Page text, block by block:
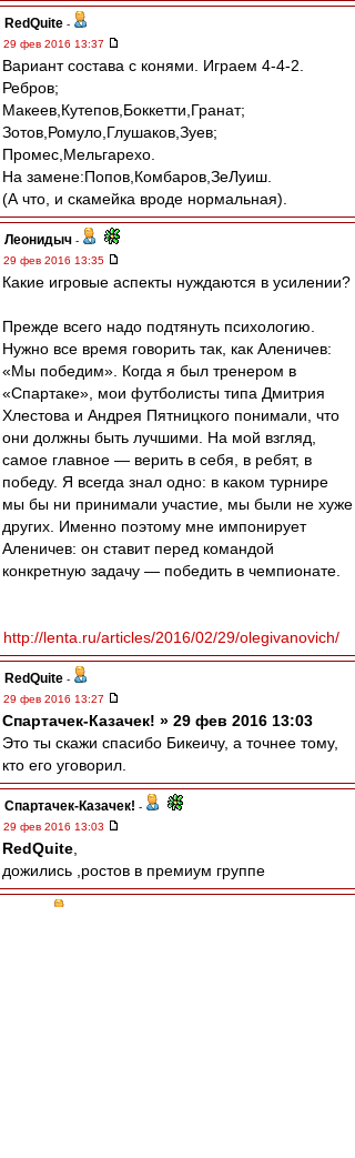
RedQuite -
29 фев 2016 13:37
Вариант состава с конями. Играем 4-4-2.
Ребров;
Макеев,Кутепов,Боккетти,Гранат;
Зотов,Ромуло,Глушаков,Зуев;
Промес,Мельгарехо.
На замене:Попов,Комбаров,ЗеЛуиш.
(А что, и скамейка вроде нормальная).
Леонидыч -
29 фев 2016 13:35
Какие игровые аспекты нуждаются в усилении?
Прежде всего надо подтянуть психологию.
Нужно все время говорить так, как Аленичев:
«Мы победим». Когда я был тренером в
«Спартаке», мои футболисты типа Дмитрия
Хлестова и Андрея Пятницкого понимали, что
они должны быть лучшими. На мой взгляд,
самое главное — верить в себя, в ребят, в
победу. Я всегда знал одно: в каком турнире
мы бы ни принимали участие, мы были не хуже
других. Именно поэтому мне импонирует
Аленичев: он ставит перед командой
конкретную задачу — победить в чемпионате.
http://lenta.ru/articles/2016/02/29/olegivanovich/
RedQuite -
29 фев 2016 13:27
Спартачек-Казачек! » 29 фев 2016 13:03
Это ты скажи спасибо Бикеичу, а точнее тому,
кто его уговорил.
Спартачек-Казачек! -
29 фев 2016 13:03
RedQuite
дожились ,ростов в премиум группе